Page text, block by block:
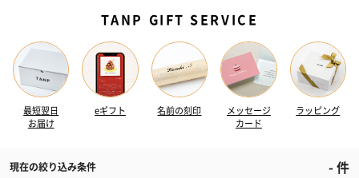
TANP GIFT SERVICE
最短翌日
お届け
eギフト 名前の刻印
メッセージ
カード
ラッピング
現在の絞り込み条件 -件